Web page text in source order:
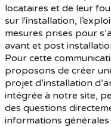
locataires et de leur
sur l'installation,
mesures prises pour
avant et post
Pour cette
proposons de créer
projet d’installation
intégrée à notre site,
des questions
informations